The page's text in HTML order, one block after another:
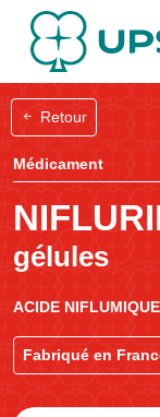
Retour
Médicament
gélules
ACIDE NIFLUMIQUE
Fabriqué en